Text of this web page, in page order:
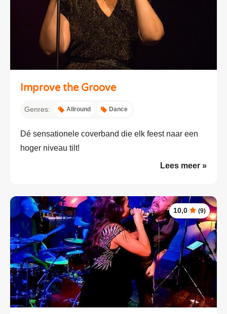
Improve the Groove
Genres: Allround Dance
Dé sensationele coverband die elk feest naar een
hoger niveau tilt!
Lees meer »
10,0 (9)